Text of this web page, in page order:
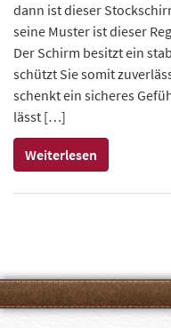
dann ist dieser
seine Muster ist dieser
Der Schirm besitzt ein
schützt Sie somit
schenkt ein sicheres
lässt […]
Weiterlesen